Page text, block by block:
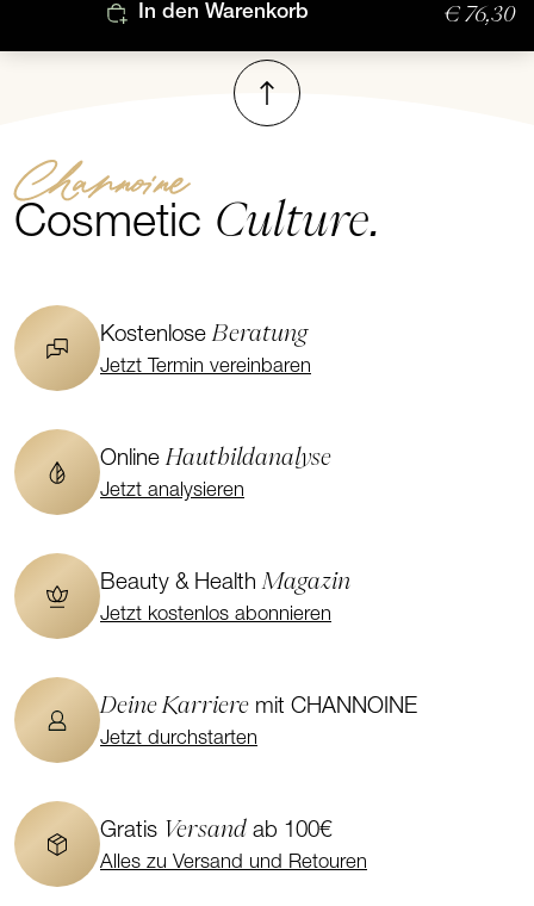
In den Warenkorb € 76,30
Nach oben
Channoine
Cosmetic Culture.
KostenloseBeratung
Jetzt Termin vereinbaren
OnlineHautbildanalyse
Jetzt analysieren
Beauty & HealthMagazin
Jetzt kostenlos abonnieren
Deine Karriere mit CHANNOINE
Jetzt durchstarten
Gratis Versand ab 100€
Alles zu Versand und Retouren